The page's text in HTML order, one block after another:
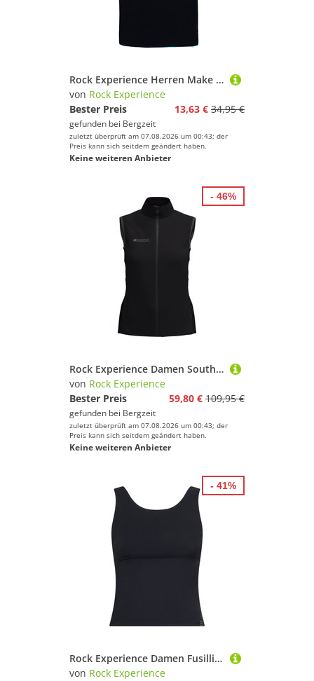
Rock Experience Herren Make It Better T-Shirt
von Rock Experience
Bester Preis
13,63 € 34,95 €
gefunden bei Bergzeit
zuletzt überprüft am 07.08.2026 um 00:43; der
Preis kann sich seitdem geändert haben.
Keine weiteren Anbieter
Rock Experience Damen South Face Hybrid Weste
von Rock Experience
Bester Preis
59,80 € 109,95 €
gefunden bei Bergzeit
zuletzt überprüft am 07.08.2026 um 00:43; der
Preis kann sich seitdem geändert haben.
Keine weiteren Anbieter
- 46%
Rock Experience Damen Fusilli 2.0 Top
von Rock Experience
- 41%